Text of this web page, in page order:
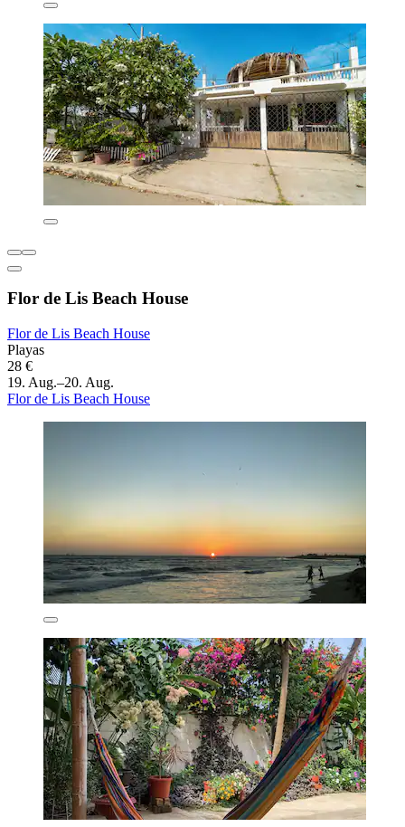
Flor de Lis Beach House
Flor de Lis Beach House
Playas
28 €
19. Aug.–20. Aug.
Flor de Lis Beach House